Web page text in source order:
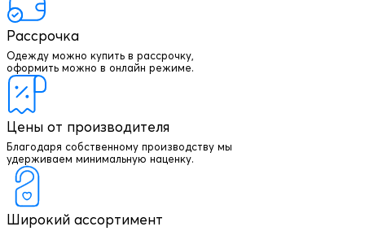
Рассрочка
Одежду можно купить в рассрочку,
оформить можно в онлайн режиме.
Цены от производителя
Благодаря собственному производству мы
удерживаем минимальную наценку.
Широкий ассортимент